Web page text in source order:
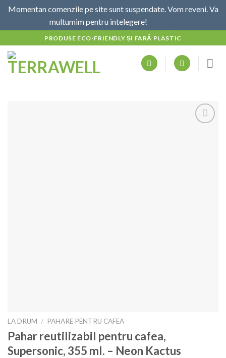
Momentan comenzile pe site sunt suspendate. Vom reveni. Va
multumim pentru intelegere!
content
PRODUSE ECO-FRIENDLY ȘI FARĂ PLASTIC
LA DRUM / PAHARE PENTRU CAFEA
Pahar reutilizabil pentru cafea,
Supersonic, 355 ml. – Neon Kactus